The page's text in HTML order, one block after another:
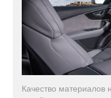
Качество материалов